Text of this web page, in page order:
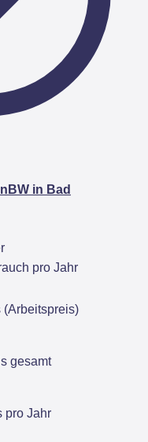
in Bad
pro Jahr
(Arbeitspreis)
gesamt
pro Jahr